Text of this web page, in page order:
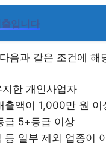
입니다
음과 같은 조건에 해
한 개인사업자
출액이 1,000만 원 이
급 5+등급 이상
등 일부 제외 업종이